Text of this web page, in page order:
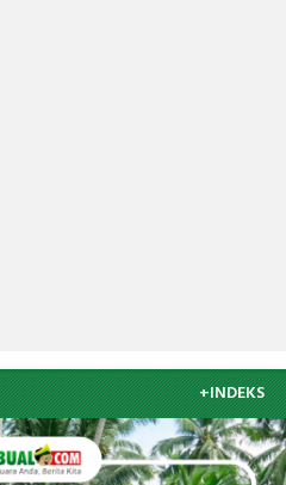
+INDEKS